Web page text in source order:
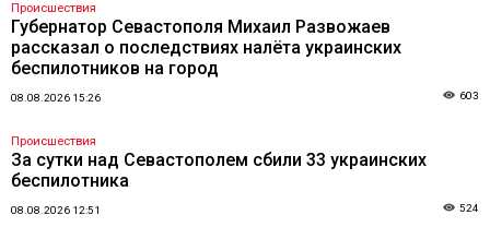
Происшествия
Губернатор Севастополя Михаил Развожаев
рассказал о последствиях налёта украинских
беспилотников на город
08.08.2026 15:26 603
Происшествия
За сутки над Севастополем сбили 33 украинских
беспилотника
08.08.2026 12:51 524